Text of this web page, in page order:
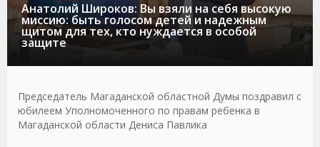
Анатолий Широков: Вы взяли на себя высокую
миссию: быть голосом детей и надежным
щитом для тех, кто нуждается в особой
защите
Председатель Магаданской областной Думы поздравил с
юбилеем Уполномоченного по правам ребенка в
Магаданской области Дениса Павлика